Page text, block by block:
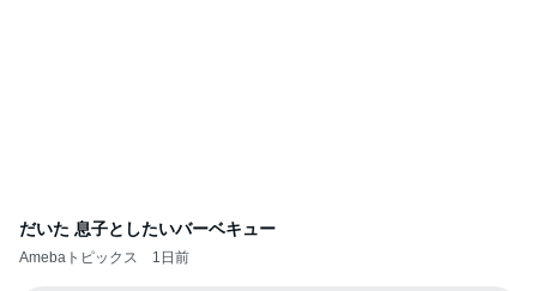
だいた 息子としたいバーベキュー
Amebaトピックス 1日前